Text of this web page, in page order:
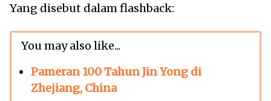
Yang disebut dalam flashback:
You may also like...
Pameran 100 Tahun Jin Yong di
Zhejiang, China